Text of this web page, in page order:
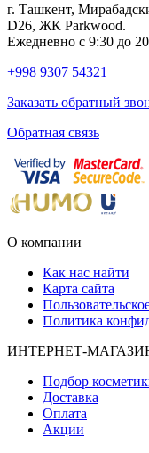
г. Ташкент,
D26, ЖК Раrkwood.
Ежедневно с 9:30 до
+998 9307 54321
Заказать обратный
Обратная связь
О компании
Как нас найти
Карта сайта
Политика
ИНТЕРНЕТ-
Подбор
Доставка
Оплата
Акции